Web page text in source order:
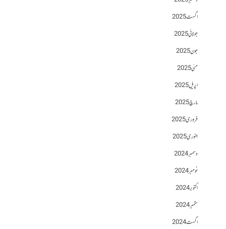
اگست 2025
جولائی 2025
جون 2025
مئی 2025
اپریل 2025
مارچ 2025
فروری 2025
جنوری 2025
دسمبر 2024
نومبر 2024
اکتوبر 2024
ستمبر 2024
اگست 2024